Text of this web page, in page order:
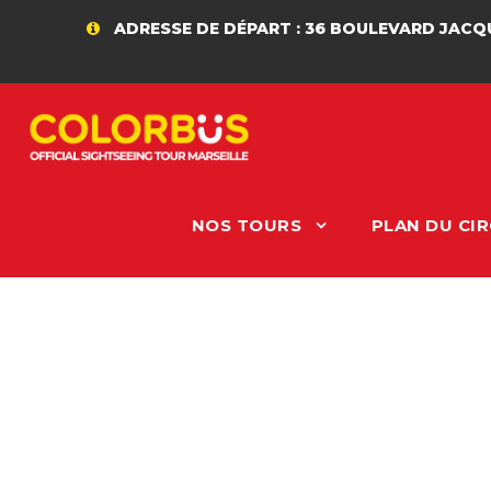
ADRESSE DE DÉPART : 36 BOULEVARD JACQUES
NOS TOURS PLAN DU